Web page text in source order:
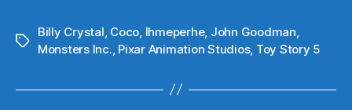
Avainsanat
Billy Crystal Coco Ihmeperhe, John Goodman
Monsters Inc. Pixar Animation Studios, Toy Story 5